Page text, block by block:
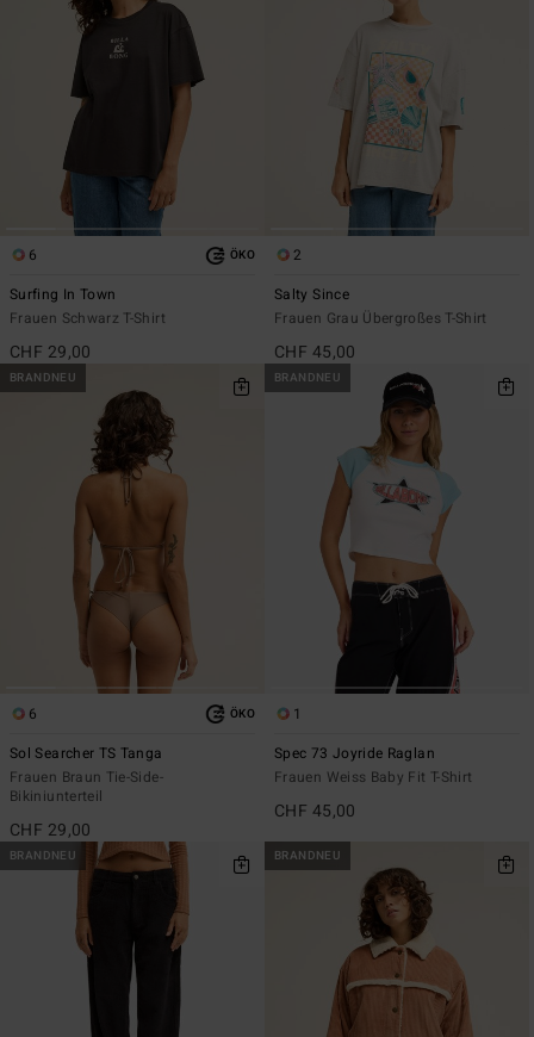
6 ÖKO
Surfing In Town
Frauen Schwarz T-Shirt
CHF 29,00
2
Salty Since
Frauen Grau Übergroßes T-Shirt
CHF 45,00
BRANDNEU
6 ÖKO
Sol Searcher TS Tanga
Frauen Braun Tie-Side-
Bikiniunterteil
CHF 29,00
BRANDNEU
1
Spec 73 Joyride Raglan
Frauen Weiss Baby Fit T-Shirt
CHF 45,00
BRANDNEU BRANDNEU